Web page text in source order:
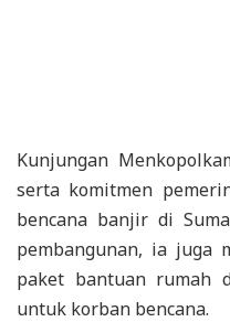
Kunjungan
serta komitmen
bencana banjir di
pembangunan, ia juga
paket bantuan rumah
untuk korban bencana.